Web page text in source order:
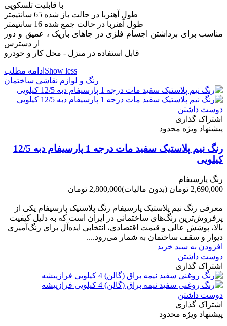
با قابلیت تلسکوپی
طول آهنربا در حالت باز شده 65 سانتیمتر
طول آهنربا در حالت جمع شده 16 سانتیمتر
مناسب برای برداشتن اجسام فلزی در جاهای باریک ، عمیق و دور
از دسترس
قابل استفاده در منزل - محل کار و خودرو
ادامه مطلب Show less
رنگ و لوازم نقاشی ساختمان
دوست داشتن
اشتراک گذاری
پیشنهاد ویژه محدود
رنگ نیم پلاستیک سفید مات درجه 1 پارسیفام دبه 12/5
کیلویی
رنگ پارسیفام
2,690,000 تومان
(بدون مالیات)2,800,000 تومان
معرفی رنگ نیم پلاستیک پارسیفام رنگ پلاستیک پارسیفام یکی از
پرفروش‌ترین رنگ‌های ساختمانی در ایران است که به دلیل کیفیت
بالا، پوشش عالی و قیمت اقتصادی، انتخابی ایده‌آل برای رنگ‌آمیزی
دیوار و سقف ساختمان به شمار می‌رود....
افزودن به سبد خرید
دوست داشتن
اشتراک گذاری
دوست داشتن
اشتراک گذاری
پیشنهاد ویژه محدود